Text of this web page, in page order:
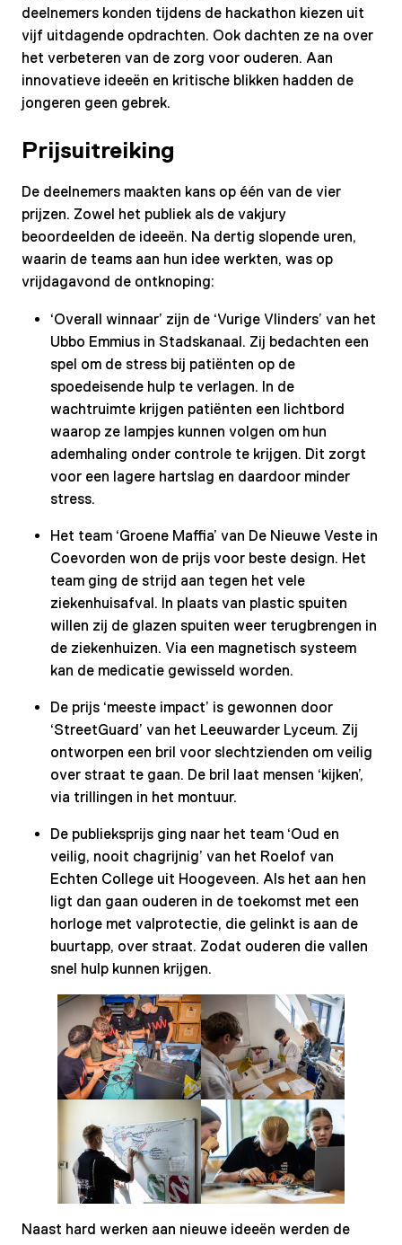
deelnemers konden tijdens de hackathon kiezen uit
vijf uitdagende opdrachten. Ook dachten ze na over
het verbeteren van de zorg voor ouderen. Aan
innovatieve ideeën en kritische blikken hadden de
jongeren geen gebrek.
Prijsuitreiking
De deelnemers maakten kans op één van de vier
prijzen. Zowel het publiek als de vakjury
beoordeelden de ideeën. Na dertig slopende uren,
waarin de teams aan hun idee werkten, was op
vrijdagavond de ontknoping:
‘Overall winnaar’ zijn de ‘Vurige Vlinders’ van het
Ubbo Emmius in Stadskanaal. Zij bedachten een
spel om de stress bij patiënten op de
spoedeisende hulp te verlagen. In de
wachtruimte krijgen patiënten een lichtbord
waarop ze lampjes kunnen volgen om hun
ademhaling onder controle te krijgen. Dit zorgt
voor een lagere hartslag en daardoor minder
stress.
Het team ‘Groene Maffia’ van De Nieuwe Veste in
Coevorden won de prijs voor beste design. Het
team ging de strijd aan tegen het vele
ziekenhuisafval. In plaats van plastic spuiten
willen zij de glazen spuiten weer terugbrengen in
de ziekenhuizen. Via een magnetisch systeem
kan de medicatie gewisseld worden.
De prijs ‘meeste impact’ is gewonnen door
‘StreetGuard’ van het Leeuwarder Lyceum. Zij
ontworpen een bril voor slechtzienden om veilig
over straat te gaan. De bril laat mensen ‘kijken’,
via trillingen in het montuur.
De publieksprijs ging naar het team ‘Oud en
veilig, nooit chagrijnig’ van het Roelof van
Echten College uit Hoogeveen. Als het aan hen
ligt dan gaan ouderen in de toekomst met een
horloge met valprotectie, die gelinkt is aan de
buurtapp, over straat. Zodat ouderen die vallen
snel hulp kunnen krijgen.
Naast hard werken aan nieuwe ideeën werden de